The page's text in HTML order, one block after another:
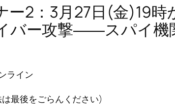
ー2：3月27日(金)19
バー攻撃――スパイ機
ライン
最後をごらんください)